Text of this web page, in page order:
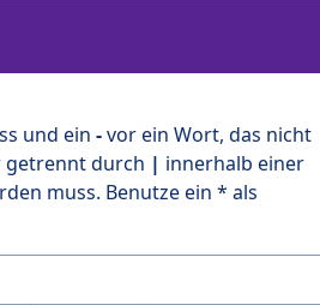
und ein -vor ein Wort, das nicht
getrennt durch | innerhalb einer
muss. Benutze ein * als